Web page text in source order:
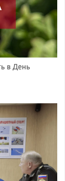
в День